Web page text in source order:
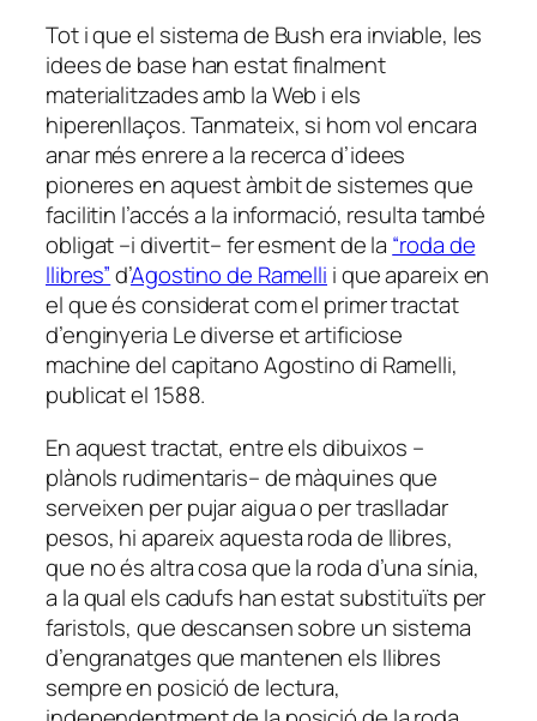
Tot i que el sistema de Bush era inviable, les
idees de base han estat finalment
materialitzades amb la Web i els
hiperenllaços. Tanmateix, si hom vol encara
anar més enrere a la recerca d’idees
pioneres en aquest àmbit de sistemes que
facilitin l’accés a la informació, resulta també
obligat –i divertit– fer esment de la “roda de
llibres”d’Agostino de Ramelli i que apareix en
el que és considerat com el primer tractat
d’enginyeria Le diverse et artificiose
machine del capitano Agostino di Ramelli,
publicat el 1588.
En aquest tractat, entre els dibuixos –
plànols rudimentaris– de màquines que
serveixen per pujar aigua o per traslladar
pesos, hi apareix aquesta roda de llibres,
que no és altra cosa que la roda d’una sínia,
a la qual els cadufs han estat substituïts per
faristols, que descansen sobre un sistema
d’engranatges que mantenen els llibres
sempre en posició de lectura,